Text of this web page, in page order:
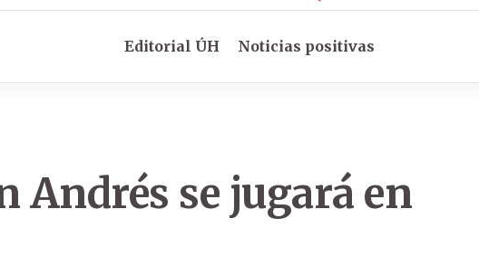
Editorial ÚH Noticias positivas
Andrés se jugará en